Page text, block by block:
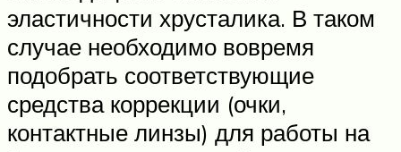
эластичности хрусталика. В таком
случае необходимо вовремя
подобрать соответствующие
средства коррекции (очки,
контактные линзы) для работы на